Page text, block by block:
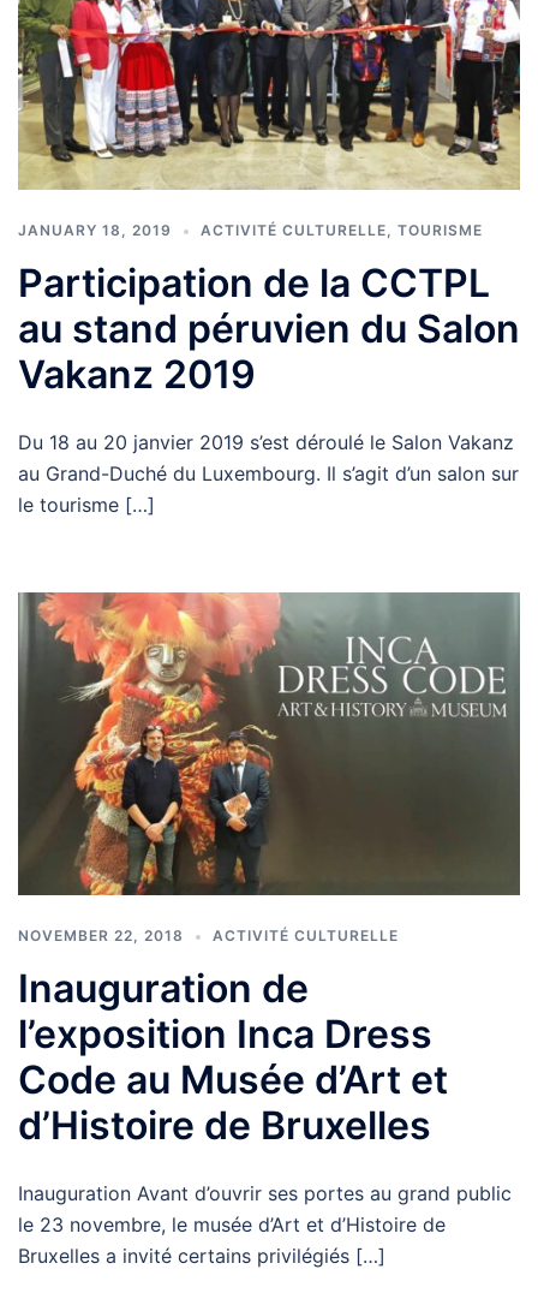
JANUARY 18, 2019 ACTIVITÉ CULTURELLE TOURISME
Participation de la CCTPL
au stand péruvien du Salon
Vakanz 2019
Du 18 au 20 janvier 2019 s’est déroulé le Salon Vakanz
au Grand-Duché du Luxembourg. Il s’agit d’un salon sur
le tourisme […]
NOVEMBER 22, 2018 ACTIVITÉ CULTURELLE
Inauguration de
l’exposition Inca Dress
Code au Musée d’Art et
d’Histoire de Bruxelles
Inauguration Avant d’ouvrir ses portes au grand public
le 23 novembre, le musée d’Art et d’Histoire de
Bruxelles a invité certains privilégiés […]